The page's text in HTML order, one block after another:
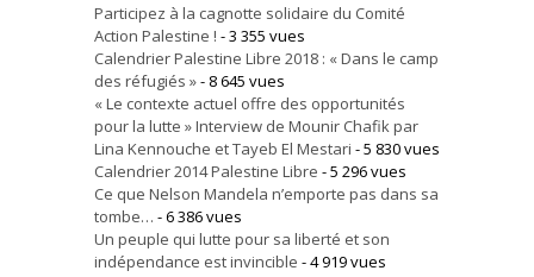
Participez à la cagnotte solidaire du Comité
Action Palestine ! - 3 355 vues
Calendrier Palestine Libre 2018 : « Dans le camp
des réfugiés »- 8 645 vues
« Le contexte actuel offre des opportunités
pour la lutte » Interview de Mounir Chafik par
Lina Kennouche et Tayeb El Mestari - 5 830 vues
Calendrier 2014 Palestine Libre - 5 296 vues
Ce que Nelson Mandela n’emporte pas dans sa
tombe… - 6 386 vues
Un peuple qui lutte pour sa liberté et son
indépendance est invincible - 4 919 vues